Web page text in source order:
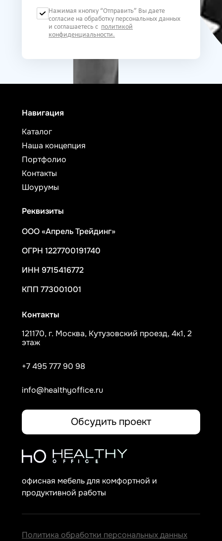
Нажимая кнопку “Отправить” Вы даете
согласие на обработку персональных данных
и соглашаетесь с политикой
конфиденциальности.
офисная мебель для комфортной и
продуктивной работы
Навигация
Каталог
Наша концепция
Портфолио
Контакты
Шоурумы
Реквизиты
ООО «Апрель Трейдинг»
ОГРН 1227700191740
ИНН 9715416772
КПП 773001001
Контакты
121170, г. Москва, Кутузовский проезд, 4к1, 2
этаж
+7 495 777 90 98
info@healthyoffice.ru
Обсудить проект
Политика обработки персональных данных